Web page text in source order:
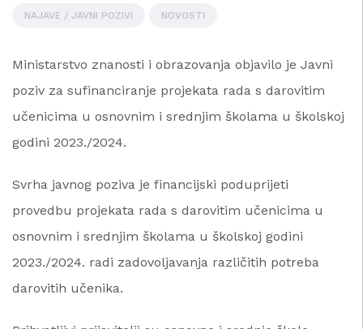
NAJAVE / JAVNI POZIVI NOVOSTI
Ministarstvo znanosti i obrazovanja objavilo je Javni
poziv za sufinanciranje projekata rada s darovitim
učenicima u osnovnim i srednjim školama u školskoj
godini 2023./2024.
Svrha javnog poziva je financijski poduprijeti
provedbu projekata rada s darovitim učenicima u
osnovnim i srednjim školama u školskoj godini
2023./2024. radi zadovoljavanja različitih potreba
darovitih učenika.